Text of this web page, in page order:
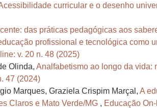
curricular e o desenho
das práticas pedagógicas aos
profissional e tecnológica como
v. 20 n. 48 (2025)
Olinda, Analfabetismo ao longo da vida:
47 (2024)
Marques, Graziela Crispim Marçal, A
Claros e Mato Verde/MG , Educação